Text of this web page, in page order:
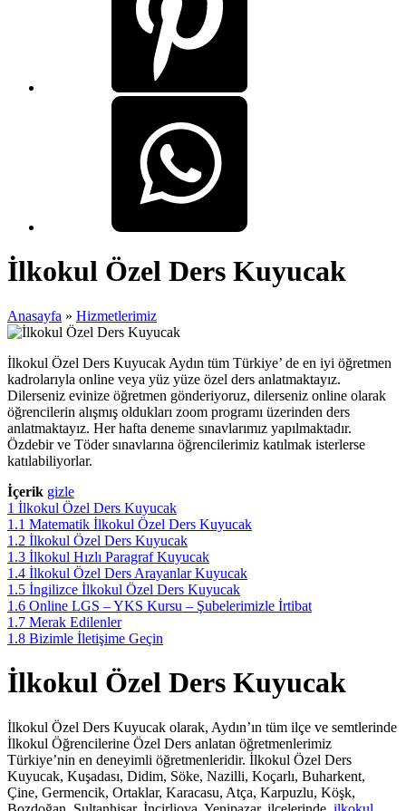
İlkokul Özel Ders Kuyucak
Anasayfa » Hizmetlerimiz
İlkokul Özel Ders Kuyucak Aydın tüm Türkiye’ de en iyi öğretmen
kadrolarıyla online veya yüz yüze özel ders anlatmaktayız.
Dilerseniz evinize öğretmen gönderiyoruz, dilerseniz online olarak
öğrencilerin alışmış oldukları zoom programı üzerinden ders
anlatmaktayız. Her hafta deneme sınavlarımız yapılmaktadır.
Özdebir ve Töder sınavlarına öğrencilerimiz katılmak isterlerse
katılabiliyorlar.
İçerik gizle
1 İlkokul Özel Ders Kuyucak
1.1 Matematik İlkokul Özel Ders Kuyucak
1.2 İlkokul Özel Ders Kuyucak
1.3 İlkokul Hızlı Paragraf Kuyucak
1.4 İlkokul Özel Ders Arayanlar Kuyucak
1.5 İngilizce İlkokul Özel Ders Kuyucak
1.6 Online LGS – YKS Kursu – Şubelerimizle İrtibat
1.7 Merak Edilenler
1.8 Bizimle İletişime Geçin
İlkokul Özel Ders Kuyucak
İlkokul Özel Ders Kuyucak olarak, Aydın’ın tüm ilçe ve semtlerinde
İlkokul Öğrencilerine Özel Ders anlatan öğretmenlerimiz
Türkiye’nin en deneyimli öğretmenleridir. İlkokul Özel Ders
Kuyucak, Kuşadası, Didim, Söke, Nazilli, Koçarlı, Buharkent,
Çine, Germencik, Ortaklar, Karacasu, Atça, Karpuzlu, Köşk,